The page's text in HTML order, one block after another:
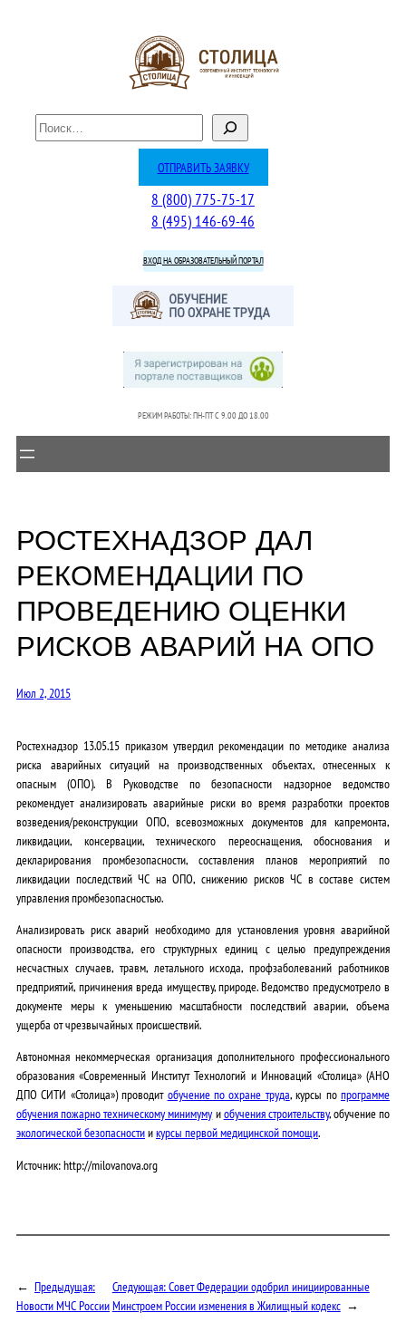
П
о
ОТПРАВИТЬ ЗАЯВКУ
8 (800) 775-75-17
8 (495) 146-69-46
ВХОД НА ОБРАЗОВАТЕЛЬНЫЙ ПОРТАЛ
РЕЖИМ РАБОТЫ: ПН-ПТ C 9.00 ДО 18.00
РОСТЕХНАДЗОР ДАЛ
РЕКОМЕНДАЦИИ ПО
ПРОВЕДЕНИЮ ОЦЕНКИ
РИСКОВ АВАРИЙ НА ОПО
Июл 2, 2015
Ростехнадзор 13.05.15 приказом утвердил рекомендации по методике анализа
риска аварийных ситуаций на производственных объектах, отнесенных к
опасным (ОПО). В Руководстве по безопасности надзорное ведомство
рекомендует анализировать аварийные риски во время разработки проектов
возведения/реконструкции ОПО, всевозможных документов для капремонта,
ликвидации, консервации, технического переоснащения, обоснования и
декларирования промбезопасности, составления планов мероприятий по
ликвидации последствий ЧС на ОПО, снижению рисков ЧС в составе систем
управления промбезопасностью.
Анализировать риск аварий необходимо для установления уровня аварийной
опасности производства, его структурных единиц с целью предупреждения
несчастных случаев, травм, летального исхода, профзаболеваний работников
предприятий, причинения вреда имуществу, природе. Ведомство предусмотрело в
документе меры к уменьшению масштабности последствий аварии, объема
ущерба от чрезвычайных происшествий.
Автономная некоммерческая организация дополнительного профессионального
образования «Современный Институт Технологий и Инноваций «Столица» (АНО
ДПО СИТИ «Столица») проводит обучение по охране труда, курсы попрограмме
обучения пожарно техническому минимуму иобучения строительству, обучение по
экологической безопасностиикурсы первой медицинской помощи.
Источник: http://milovanova.org
← Предыдущая:
Новости МЧС России
Следующая:Совет Федерации одобрил инициированные
Минстроем России изменения в Жилищный кодекс →